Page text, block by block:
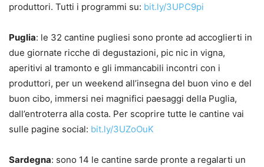
produttori. Tutti i programmi su: bit.ly/3UPC9pi
Puglia: le 32 cantine pugliesi sono pronte ad accoglierti in
due giornate ricche di degustazioni, pic nic in vigna,
aperitivi al tramonto e gli immancabili incontri con i
produttori, per un weekend all’insegna del buon vino e del
buon cibo, immersi nei magnifici paesaggi della Puglia,
dall’entroterra alla costa. Per scoprire tutte le cantine vai
sulle pagine social: bit.ly/3UZoOuK
Sardegna: sono 14 le cantine sarde pronte a regalarti un